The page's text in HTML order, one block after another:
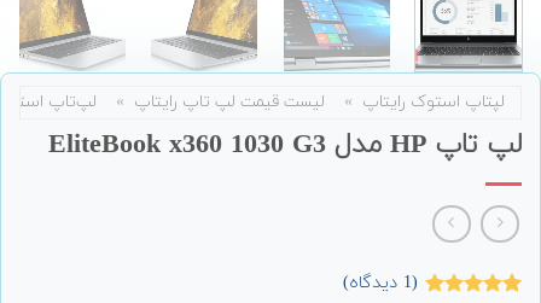
لپتاپ استوک رایتاپ » لیست قیمت لپ تاپ رایتاپ » لپ‌تاپ
لپ تاپ HP مدل EliteBook x360 1030 G3
(
1 دیدگاه)